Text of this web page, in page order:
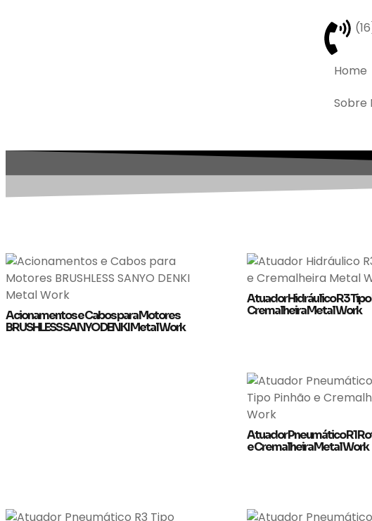
Home
Sobre
Acionamentos e Cabos para Motores
BRUSHLESS SANYO DENKI Metal Work
Atuador Hidráulico R3 Tipo
Cremalheira Metal Work
Atuador Pneumático R1
e Cremalheira Metal Work